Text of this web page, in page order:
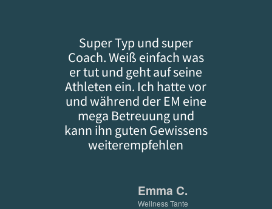
Super Typ und super
Coach. Weiß einfach was
er tut und geht auf seine
Athleten ein. Ich hatte vor
und während der EM eine
mega Betreuung und
kann ihn guten Gewissens
weiterempfehlen
Emma C.
Wellness Tante